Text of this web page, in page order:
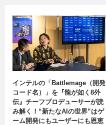
インテルの「Battlemage（開発
コード名）」を『龍が如く8外
伝』チーフプロデューサーが読
み解く！“新たなAIの世界”はゲ
ーム開発にもユーザーにも恩恵